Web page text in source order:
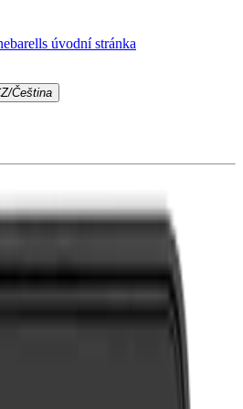
úvodní stránka
Čeština